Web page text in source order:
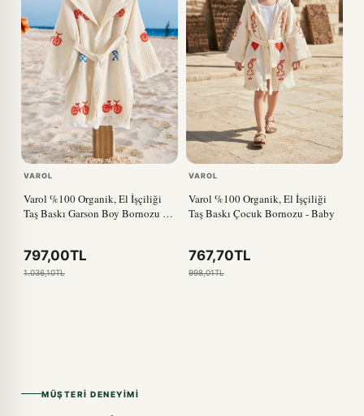
VAROL
Varol %100 Organik, El İşçiliği
Taş Baskı Garson Boy Bornozu -
797,00TL
1.036,10TL
VAROL
Varol %100 Organik, El İşçiliği
Taş Baskı Çocuk Bornozu - Baby
767,70TL
998,01TL
MÜŞTERI DENEYIMI